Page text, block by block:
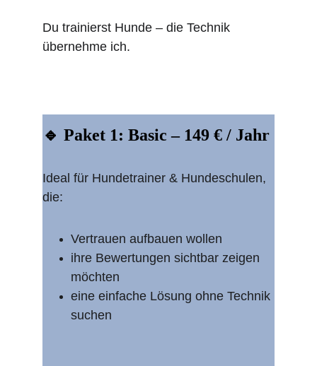
Du trainierst Hunde – die Technik
übernehme ich.
🔹 Paket 1: Basic – 149 € / Jahr
Ideal für Hundetrainer & Hundeschulen,
die:
Vertrauen aufbauen wollen
ihre Bewertungen sichtbar zeigen
möchten
eine einfache Lösung ohne Technik
suchen